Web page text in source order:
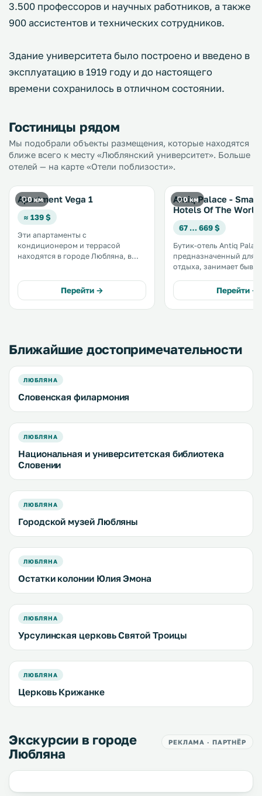
3.500 профессоров и научных работников, а также
900 ассистентов и технических сотрудников.
Здание университета было построено и введено в
эксплуатацию в 1919 году и до настоящего
времени сохранилось в отличном состоянии.
Гостиницы рядом
Мы подобрали объекты размещения, которые находятся
ближе всего к месту «Люблянский университет». Больше
отелей — на карте «Отели поблизости».
0 км
Apartment Vega 1
≈ 139 $
Эти апартаменты с
кондиционером и террасой
находятся в городе Любляна, в
частной парковкой 100 метров до
Моста сапожников. К услугам
гостей бесплатный Wi-Fi на всей
Перейти →
0 км
Antiq Palace -
Hotels Of The World
67 … 669 $
Бутик-отель Antiq
предназначенный для
отдыха, занимает
расположенную в
центральном районе
Отель является членом
Перейти →
Ближайшие достопримечательности
ЛЮБЛЯНА
Словенская филармония
ЛЮБЛЯНА
Национальная и университетская библиотека
Словении
ЛЮБЛЯНА
Городской музей Любляны
ЛЮБЛЯНА
Остатки колонии Юлия Эмона
ЛЮБЛЯНА
Урсулинская церковь Святой Троицы
ЛЮБЛЯНА
Церковь Крижанке
Экскурсии в городе
Любляна
РЕКЛАМА · ПАРТНЁР